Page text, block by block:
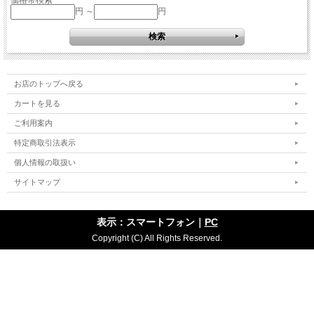
円 ～
円
お店のトップへ戻る
カートを見る
ご利用案内
特定商取引法表示
個人情報の取扱い
サイトマップ
表示：スマートフォン｜ PC
Copyright (C) All Rights Reserved.